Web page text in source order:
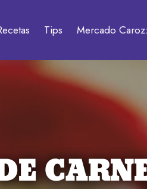
Tips Mercado